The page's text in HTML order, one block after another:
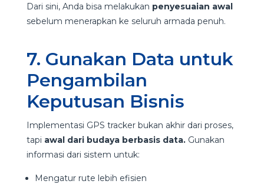
Dari sini, Anda bisa melakukan penyesuaian awal
sebelum menerapkan ke seluruh armada penuh.
7. Gunakan Data untuk
Pengambilan
Keputusan Bisnis
Implementasi GPS tracker bukan akhir dari proses,
tapi awal dari budaya berbasis data.Gunakan
informasi dari sistem untuk:
Mengatur rute lebih efisien